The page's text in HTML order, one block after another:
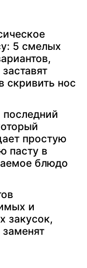
5 смелых
скривить нос
простую
пасту в
блюдо
и
закусок,